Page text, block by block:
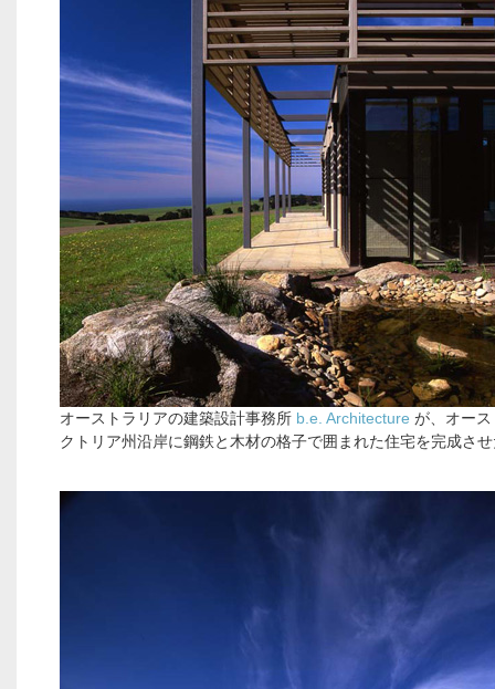
オーストラリアの建築設計事務所 b.e. Architecture が、オー
クトリア州沿岸に鋼鉄と木材の格子で囲まれた住宅を完成さ